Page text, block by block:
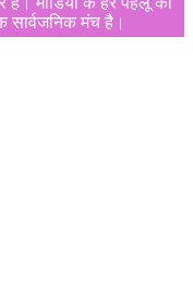
सार्वजनिक मंच है।